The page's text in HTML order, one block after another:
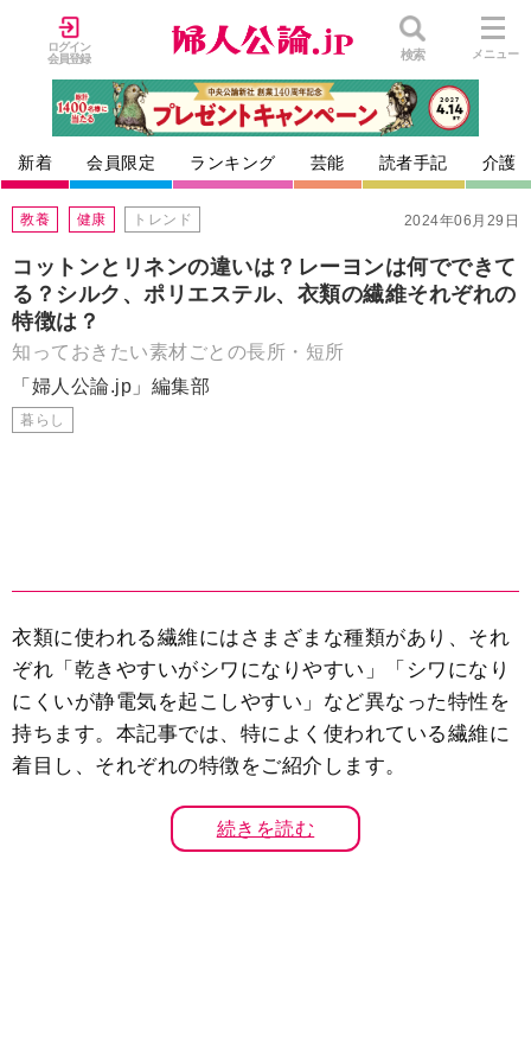
ログイン
会員登録
検索 メニュー
新着 会員限定 ランキング 芸能 読者手記 介護
2024年06月29日
教養 健康 トレンド
コットンとリネンの違いは？レーヨンは何でできて
る？シルク、ポリエステル、衣類の繊維それぞれの
特徴は？
知っておきたい素材ごとの長所・短所
「婦人公論.jp」編集部
暮らし
衣類に使われる繊維にはさまざまな種類があり、それ
ぞれ「乾きやすいがシワになりやすい」「シワになり
にくいが静電気を起こしやすい」など異なった特性を
持ちます。本記事では、特によく使われている繊維に
着目し、それぞれの特徴をご紹介します。
続きを読む